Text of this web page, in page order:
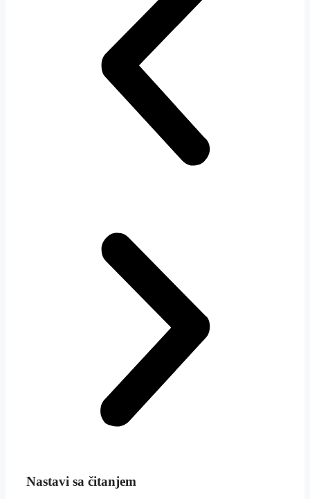
Nastavi sa čitanjem